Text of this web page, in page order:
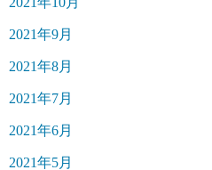
2021年9月
2021年8月
2021年7月
2021年6月
2021年5月